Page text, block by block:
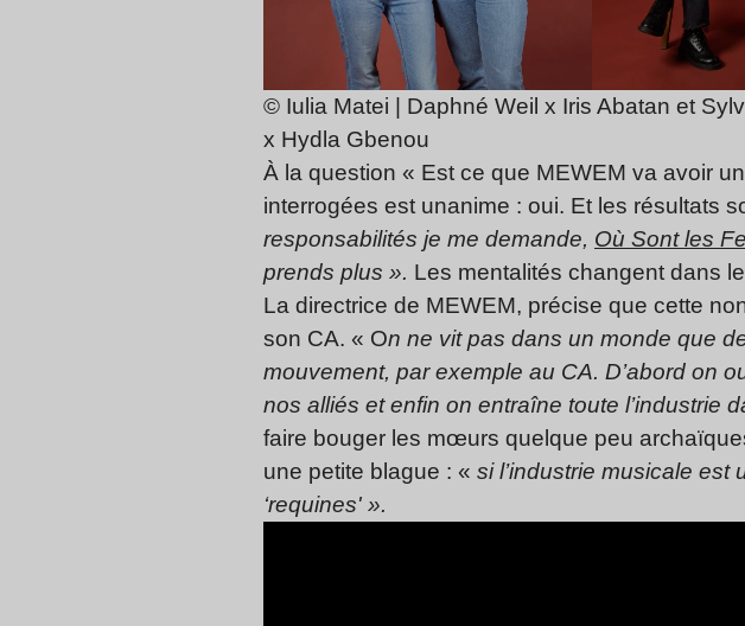
© Iulia Matei | Daphné Weil x Iris Abatan et
x Hydla Gbenou
À la question « Est ce que MEWEM va avoir
interrogées est unanime : oui. Et les résultats
responsabilités je me demande, Où Sont les
prends plus ». Les mentalités changent dans
La directrice de MEWEM, précise que cette
son CA. « On ne vit pas dans un monde que
mouvement, par exemple au CA. D’abord on
nos alliés et enfin on entraîne toute l’industrie
faire bouger les mœurs quelque peu
une petite blague : « si l’industrie musicale
‘requines' ».